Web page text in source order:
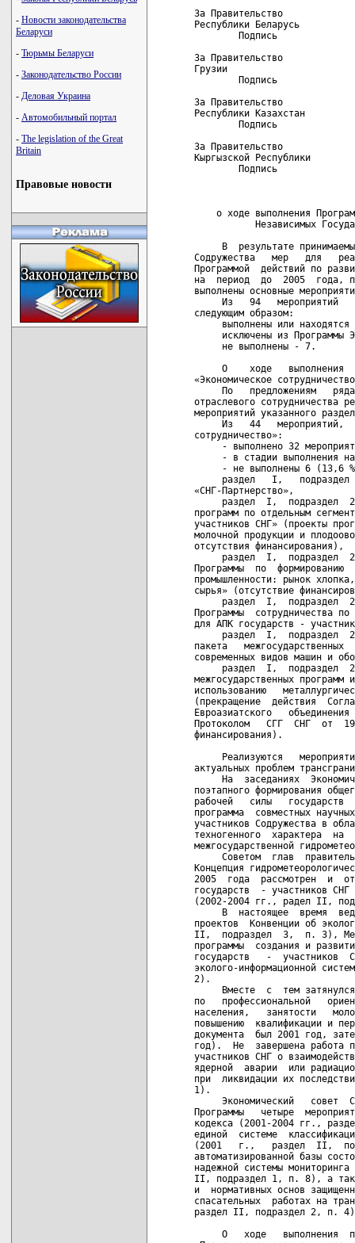
- Новости законодательства
Беларуси
- Тюрьмы Беларуси
- Законодательство России
- Деловая Украина
- Автомобильный портал
- The legislation of the Great
Britain
Правовые новости